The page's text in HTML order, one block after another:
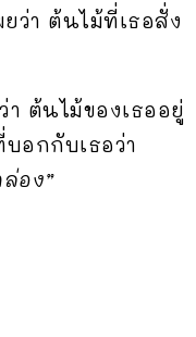
ว่า ต้นไม้ที่เธอสั่ง
ต้นไม้ของเธออยู่
อกกับเธอว่า
อง”